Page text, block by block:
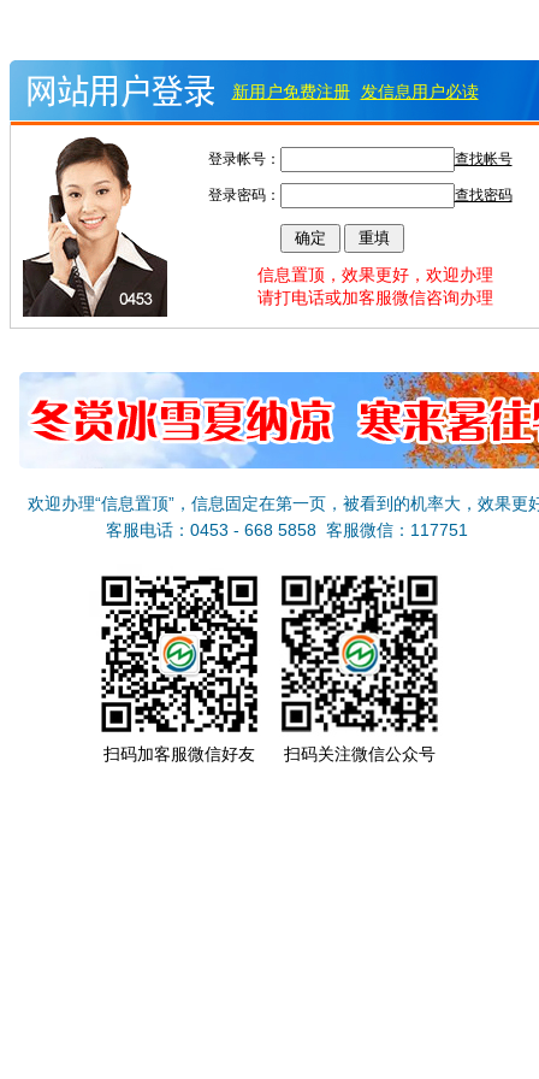
新用户免费注册 发信息用户必读
登录帐号： 查找帐号
登录密码： 查找密码
信息置顶，效果更好，欢迎办理
请打电话或加客服微信咨询办理
欢迎办理“信息置顶”，信息固定在第一页，被看到的机率大，效果更
客服电话：0453 - 668 5858 客服微信：117751
扫码加客服微信好友 扫码关注微信公众号